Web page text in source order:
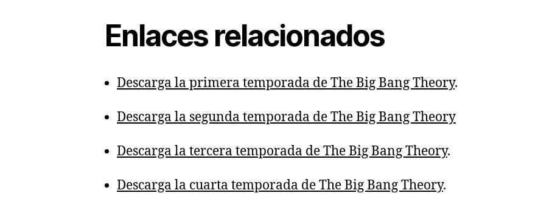
Enlaces relacionados
Descarga la primera temporada de The Big Bang Theory.
Descarga la segunda temporada de The Big Bang Theory
Descarga la tercera temporada de The Big Bang Theory.
Descarga la cuarta temporada de The Big Bang Theory.